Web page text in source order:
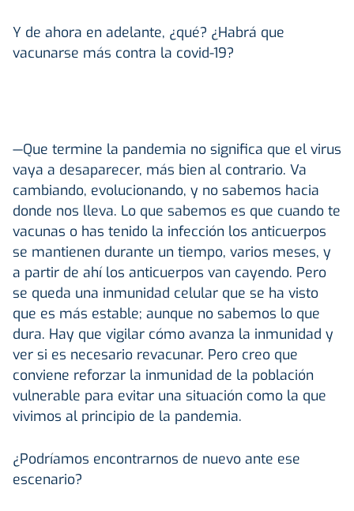
Y de ahora en adelante, ¿qué? ¿Habrá que
vacunarse más contra la covid-19?
—Que termine la pandemia no significa que el virus
vaya a desaparecer, más bien al contrario. Va
cambiando, evolucionando, y no sabemos hacia
donde nos lleva. Lo que sabemos es que cuando te
vacunas o has tenido la infección los anticuerpos
se mantienen durante un tiempo, varios meses, y
a partir de ahí los anticuerpos van cayendo. Pero
se queda una inmunidad celular que se ha visto
que es más estable; aunque no sabemos lo que
dura. Hay que vigilar cómo avanza la inmunidad y
ver si es necesario revacunar. Pero creo que
conviene reforzar la inmunidad de la población
vulnerable para evitar una situación como la que
vivimos al principio de la pandemia.
¿Podríamos encontrarnos de nuevo ante ese
escenario?